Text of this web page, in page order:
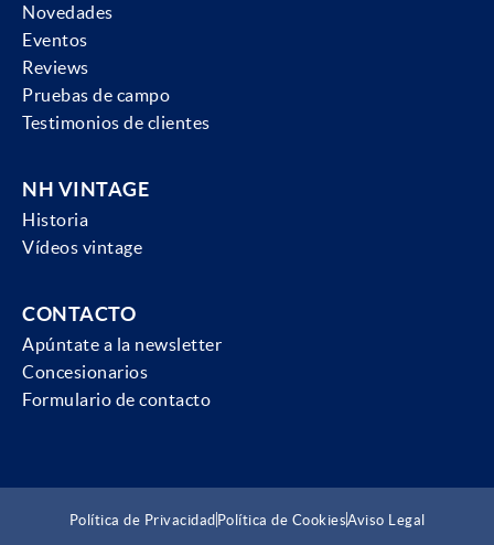
Novedades
Eventos
Reviews
Pruebas de campo
Testimonios de clientes
NH VINTAGE
Historia
Vídeos vintage
CONTACTO
Apúntate a la newsletter
Concesionarios
Formulario de contacto
Política de Privacidad Política de CookiesAviso Legal